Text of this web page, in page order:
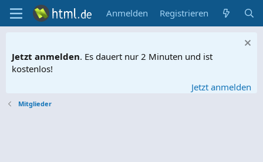
Anmelden Registrieren
Jetzt anmelden. Es dauert nur 2 Minuten und ist
kostenlos!
Jetzt anmelden
Mitglieder